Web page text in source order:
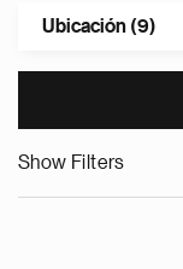
Ubicación (9)
Show Filters